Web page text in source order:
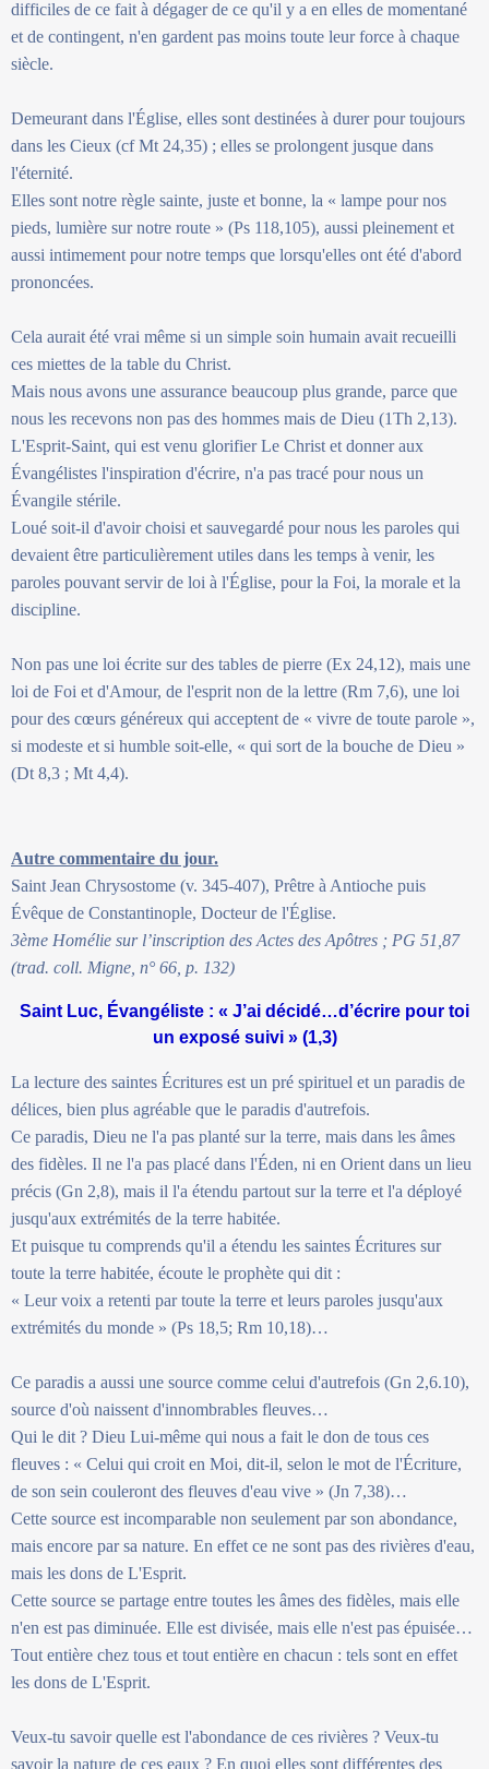
difficiles de ce fait à dégager de ce qu'il y a en elles de momentané
et de contingent, n'en gardent pas moins toute leur force à chaque
siècle.
Demeurant dans l'Église, elles sont destinées à durer pour toujours
dans les Cieux (cf Mt 24,35) ; elles se prolongent jusque dans
l'éternité.
Elles sont notre règle sainte, juste et bonne, la « lampe pour nos
pieds, lumière sur notre route » (Ps 118,105), aussi pleinement et
aussi intimement pour notre temps que lorsqu'elles ont été d'abord
prononcées.
Cela aurait été vrai même si un simple soin humain avait recueilli
ces miettes de la table du Christ.
Mais nous avons une assurance beaucoup plus grande, parce que
nous les recevons non pas des hommes mais de Dieu (1Th 2,13).
L'Esprit-Saint, qui est venu glorifier Le Christ et donner aux
Évangélistes l'inspiration d'écrire, n'a pas tracé pour nous un
Évangile stérile.
Loué soit-il d'avoir choisi et sauvegardé pour nous les paroles qui
devaient être particulièrement utiles dans les temps à venir, les
paroles pouvant servir de loi à l'Église, pour la Foi, la morale et la
discipline.
Non pas une loi écrite sur des tables de pierre (Ex 24,12), mais une
loi de Foi et d'Amour, de l'esprit non de la lettre (Rm 7,6), une loi
pour des cœurs généreux qui acceptent de « vivre de toute parole »,
si modeste et si humble soit-elle, « qui sort de la bouche de Dieu »
(Dt 8,3 ; Mt 4,4).
Autre commentaire du jour.
Saint Jean Chrysostome (v. 345-407), Prêtre à Antioche puis
Évêque de Constantinople, Docteur de l'Église.
3ème Homélie sur l’inscription des Actes des Apôtres ; PG 51,87
(trad. coll. Migne, n° 66, p. 132)
Saint Luc, Évangéliste : « J’ai décidé…d’écrire pour toi
un exposé suivi » (1,3)
La lecture des saintes Écritures est un pré spirituel et un paradis de
délices, bien plus agréable que le paradis d'autrefois.
Ce paradis, Dieu ne l'a pas planté sur la terre, mais dans les âmes
des fidèles. Il ne l'a pas placé dans l'Éden, ni en Orient dans un lieu
précis (Gn 2,8), mais il l'a étendu partout sur la terre et l'a déployé
jusqu'aux extrémités de la terre habitée.
Et puisque tu comprends qu'il a étendu les saintes Écritures sur
toute la terre habitée, écoute le prophète qui dit :
« Leur voix a retenti par toute la terre et leurs paroles jusqu'aux
extrémités du monde » (Ps 18,5; Rm 10,18)…
Ce paradis a aussi une source comme celui d'autrefois (Gn 2,6.10),
source d'où naissent d'innombrables fleuves…
Qui le dit ? Dieu Lui-même qui nous a fait le don de tous ces
fleuves : « Celui qui croit en Moi, dit-il, selon le mot de l'Écriture,
de son sein couleront des fleuves d'eau vive » (Jn 7,38)…
Cette source est incomparable non seulement par son abondance,
mais encore par sa nature. En effet ce ne sont pas des rivières d'eau,
mais les dons de L'Esprit.
Cette source se partage entre toutes les âmes des fidèles, mais elle
n'en est pas diminuée. Elle est divisée, mais elle n'est pas épuisée…
Tout entière chez tous et tout entière en chacun : tels sont en effet
les dons de L'Esprit.
Veux-tu savoir quelle est l'abondance de ces rivières ? Veux-tu
savoir la nature de ces eaux ? En quoi elles sont différentes des